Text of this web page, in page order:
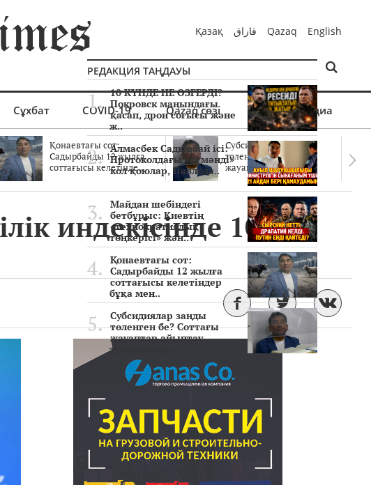
Қазақ قازاق Qazaq English
Сұхбат COVID-19 Qazaq сөзі Мультимедиа
Қонаевтағы сот:
Садырбайды 12 жылға
соттағысы келетінде..
Субсидиялар заңды
төленген бе? Соттағы
жауаптар айыптау..
индекісінде 10
РЕДАКЦИЯ ТАҢДАУЫ
10 КҮНДЕ НЕ ӨЗГЕРДІ?
Покровск маңындағы
қасап, дрон соғысы және
ж..
Алмасбек Садырбай ісі:
Протоколдағы «күмәнді»
кол қоюлар, Павлода..
Майдан шебіндегі
бетбұрыс: Киевтің
«технократиялық
төңкерісі» жән..
Қонаевтағы сот:
Садырбайды 12 жылға
соттағысы келетіндер
бұқа мен..
Субсидиялар заңды
төленген бе? Соттағы
жауаптар айыптау
тұжырымда..